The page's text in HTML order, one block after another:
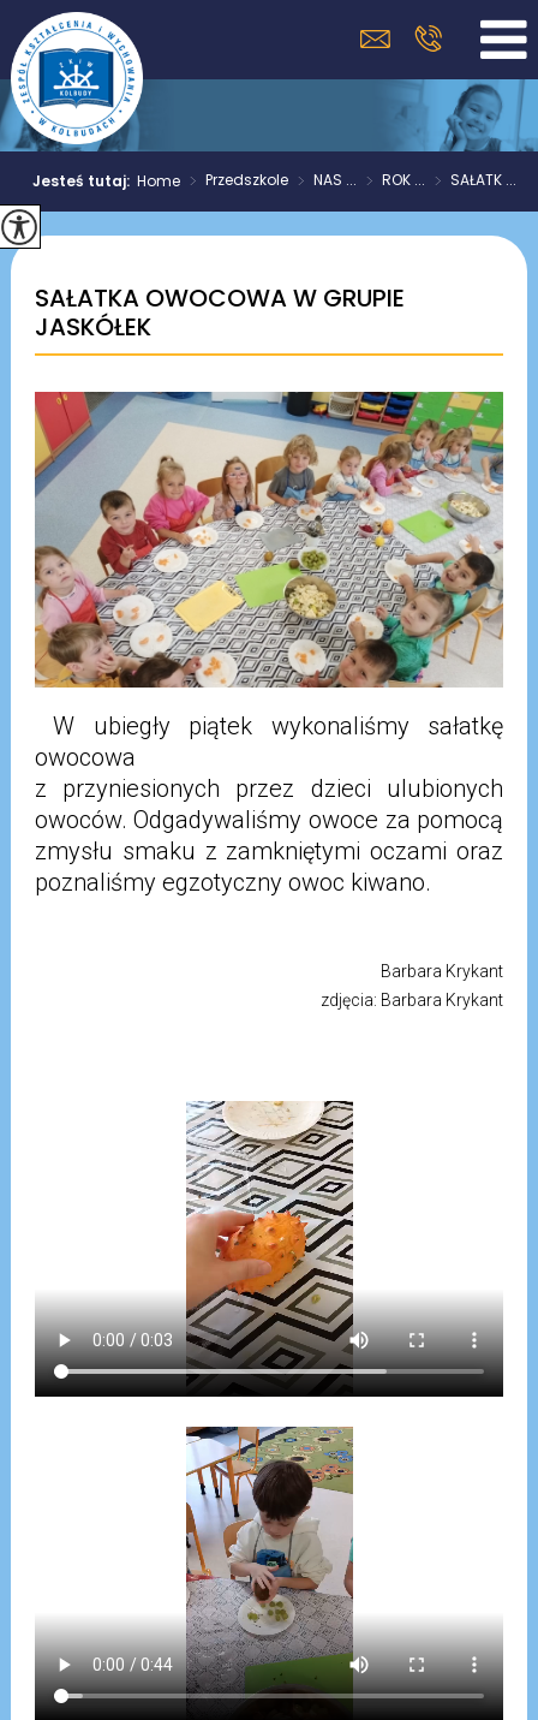
Jesteś tutaj:Home > Przedszkole > NAS ... > ROK ... > SAŁATK ...
SAŁATKA OWOCOWA W GRUPIE
JASKÓŁEK
W ubiegły piątek wykonaliśmy sałatkę
owocowa
z przyniesionych przez dzieci ulubionych
owoców. Odgadywaliśmy owoce za pomocą
zmysłu smaku z zamkniętymi oczami oraz
poznaliśmy egzotyczny owoc kiwano.
Barbara Krykant
zdjęcia: Barbara Krykant